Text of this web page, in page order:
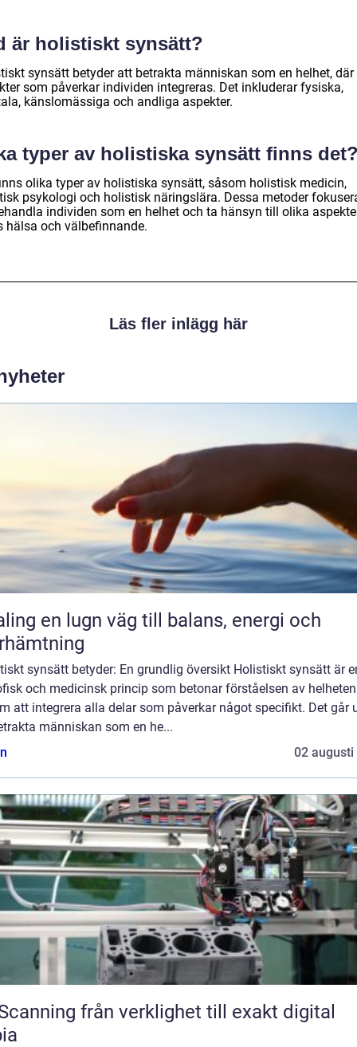
är holistiskt synsätt?
synsätt betyder att betrakta människan som en helhet,
som påverkar individen integreras. Det inkluderar fysiska,
känslomässiga och andliga aspekter.
typer av holistiska synsätt finns
olika typer av holistiska synsätt, såsom holistisk medicin,
psykologi och holistisk näringslära. Dessa metoder
individen som en helhet och ta hänsyn till olika
hälsa och välbefinnande.
Läs fler inlägg här
balans, energi och
synsätt betyder: En grundlig översikt Holistiskt synsätt är
och medicinsk princip som betonar förståelsen av helheten
att integrera alla delar som påverkar något specifikt. Det går
människan som en he...
02 augusti
verklighet till exakt digital